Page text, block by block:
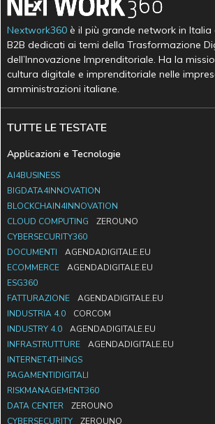
Nextwork360 è il più grande network in
B2B dedicati ai temi della Trasformazione
dell’Innovazione Imprenditoriale. Ha la
cultura digitale e imprenditoriale nelle
amministrazioni italiane.
TUTTE LE TESTATE
Applicazioni e Tecnologie
AI4BUSINESS
BIGDATA4INNOVATION
BLOCKCHAIN4INNOVATION
CLOUD COMPUTING
ZEROUNO
CYBERSECURITY360
DOCUMENTI
AGENDADIGITALE.EU
ECOMMERCE
AGENDADIGITALE.EU
ESG360
FATTURAZIONE
AGENDADIGITALE.EU
INDUSTRIA 4.0
CORCOM
INDUSTRY 4.0
AGENDADIGITALE.EU
INFRASTRUTTURE
AGENDADIGITALE.EU
INTERNET4THINGS
PAGAMENTIDIGITALI
RISKMANAGEMENT360
DATA CENTER
ZEROUNO
CYBERSECURITY
ZEROUNO